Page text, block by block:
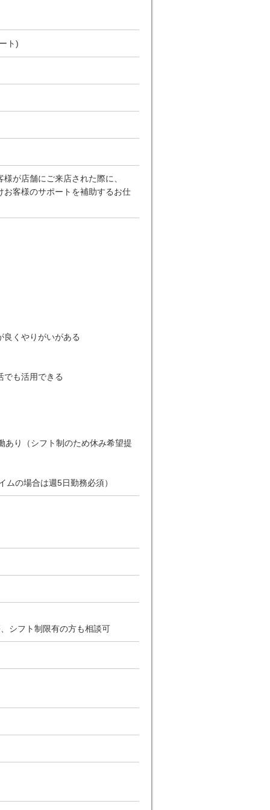
ト)
が店舗にご来店された際に、
客様のサポートを補助するお仕
良くやりがいがある
でも活用できる
り（シフト制のため休み希望提
の場合は週5日勤務必須）
シフト制限有の方も相談可